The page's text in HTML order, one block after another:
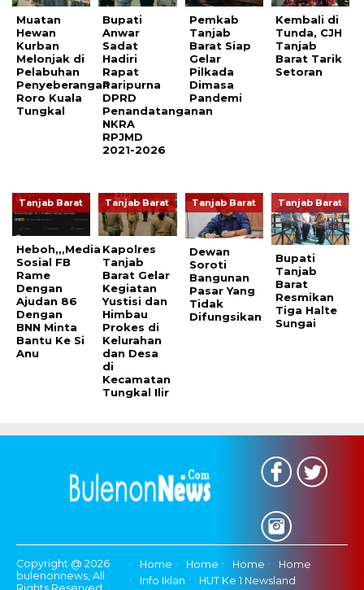
Muatan
Hewan
Kurban
Melonjak di
Pelabuhan
Penyeberangan
Roro Kuala
Tungkal
Bupati
Anwar
Sadat
Hadiri
Rapat
Paripurna
DPRD
Penandatanganan
NKRA
RPJMD
2021-2026
Pemkab
Tanjab
Barat Siap
Gelar
Pilkada
Dimasa
Pandemi
Kembali di
Tunda, CJH
Tanjab
Barat Tarik
Setoran
Tanjab Barat
Heboh,,,Media
Sosial FB
Rame
Dengan
Ajudan 86
Dengan
BNN Minta
Bantu Ke Si
Anu
Tanjab Barat
Kapolres
Tanjab
Barat Gelar
Kegiatan
Yustisi dan
Himbau
Prokes di
Kelurahan
dan Desa
di
Kecamatan
Tungkal Ilir
Tanjab Barat
Dewan
Soroti
Bangunan
Pasar Yang
Tidak
Difungsikan
Tanjab Barat
Bupati
Tanjab
Barat
Resmikan
Tiga Halte
Sungai
Copyright @ 2026
bulenonnews, All
Home Home Home
Home
Info Iklan
HUT Ke 1 Newsland